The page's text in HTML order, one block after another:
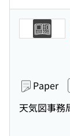
Paper
天気図事務